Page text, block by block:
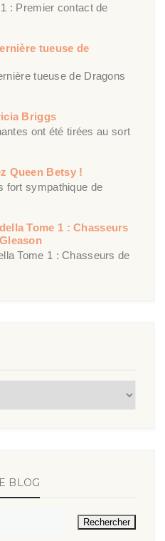
: Premier contact de
tueuse de
tueuse de Dragons
Briggs
ont été tirées au sort
Queen Betsy !
fort sympathique de
Tome 1 : Chasseurs
Tome 1 : Chasseurs de
BLOG